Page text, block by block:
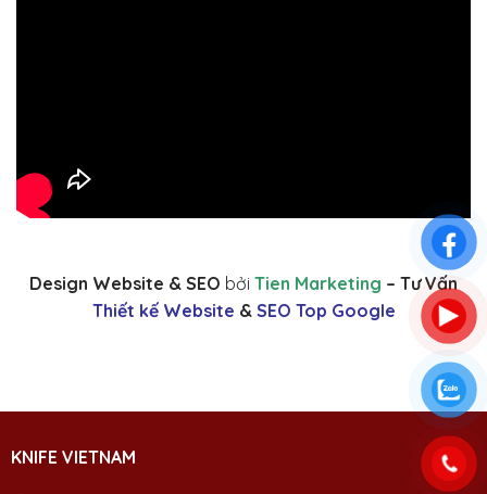
Design Website & SEO bởi Tien Marketing – Tư Vấn
Thiết kế Website & SEO Top Google
KNIFE VIETNAM